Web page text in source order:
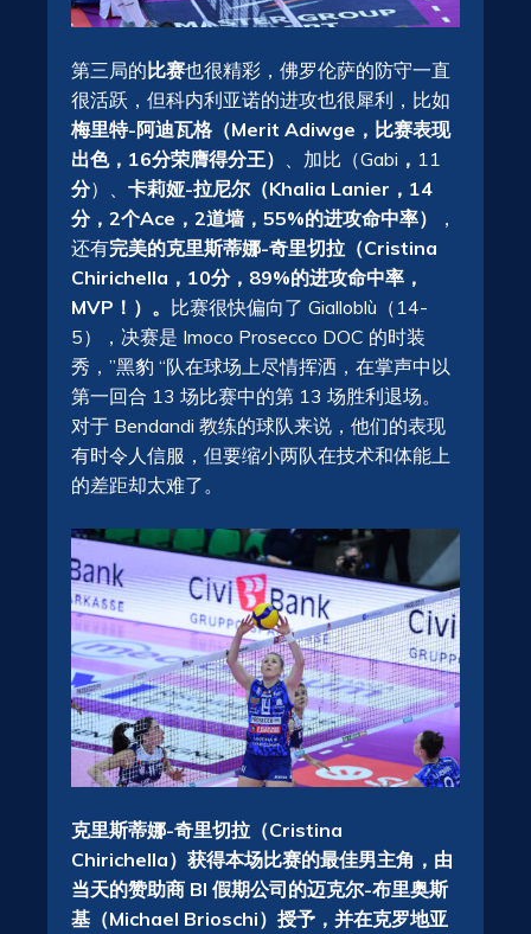
第三局的比赛也很精彩，佛罗伦萨的防守一直
很活跃，但科内利亚诺的进攻也很犀利，比如
梅里特-阿迪瓦格（Merit Adiwge，比赛表现
出色，16分荣膺得分王）
、加比（Gabi ， 11
分）、 卡莉娅-拉尼尔（Khalia Lanier，14
分，2个Ace，2道墙，55%的进攻命中率）
，
还有完美的克里斯蒂娜-奇里切拉（Cristina
Chirichella，10分，89%的进攻命中率，
MVP！）。 比赛很快偏向了 Gialloblù（14-
5），决赛是 Imoco Prosecco DOC 的时装
秀，”黑豹 “队在球场上尽情挥洒，在掌声中以
第一回合 13 场比赛中的第 13 场胜利退场。
对于 Bendandi 教练的球队来说，他们的表现
有时令人信服，但要缩小两队在技术和体能上
的差距却太难了。
克里斯蒂娜-奇里切拉（Cristina
Chirichella）获得本场比赛的最佳男主角，由
当天的赞助商 BI 假期公司的迈克尔-布里奥斯
基（Michael Brioschi）授予，并在克罗地亚